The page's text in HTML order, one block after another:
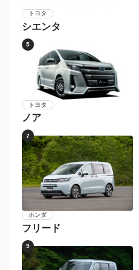
トヨタ
シエンタ
5
トヨタ
ノア
7
ホンダ
フリード
9